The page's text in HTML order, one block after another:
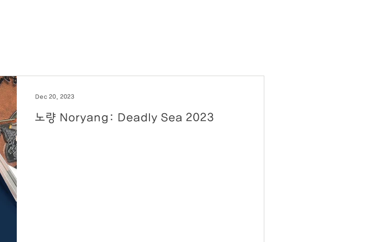
노량 Noryang: Deadly Sea 2023
Dec 20, 2023